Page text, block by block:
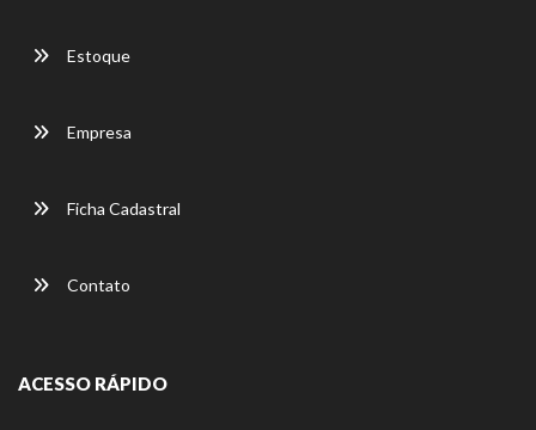
Estoque
Empresa
Ficha Cadastral
Contato
ACESSO RÁPIDO